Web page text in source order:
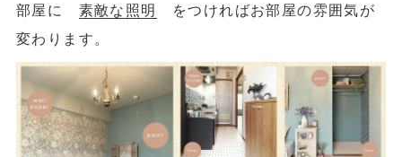
部屋に 素敵な照明
をつければお部屋の雰囲気が
変わります。